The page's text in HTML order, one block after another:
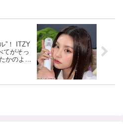
”！ ITZY
てがそっ
かのよう